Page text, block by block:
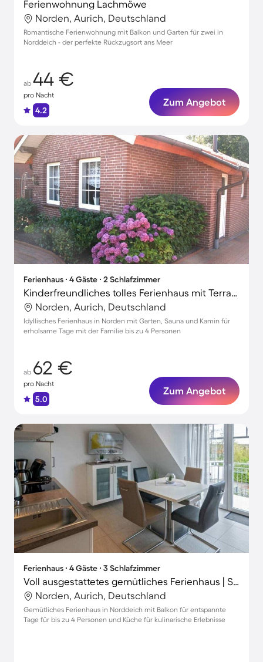
Ferienwohnung Lachmöwe
Norden, Aurich, Deutschland
Romantische Ferienwohnung mit Balkon und Garten für zwei in
Norddeich - der perfekte Rückzugsort ans Meer
ab 44 €
pro Nacht
4.2
Zum Angebot
Ferienhaus ∙ 4 Gäste ∙ 2 Schlafzimmer
Kinderfreundliches tolles Ferienhaus mit Terrasse, Sauna und Garten
Norden, Aurich, Deutschland
Idyllisches Ferienhaus in Norden mit Garten, Sauna und Kamin für
erholsame Tage mit der Familie bis zu 4 Personen
ab 62 €
pro Nacht
5.0
Zum Angebot
Ferienhaus ∙ 4 Gäste ∙ 3 Schlafzimmer
Voll ausgestattetes gemütliches Ferienhaus | Strand in der Nähe
Norden, Aurich, Deutschland
Gemütliches Ferienhaus in Norddeich mit Balkon für entspannte
Tage für bis zu 4 Personen und Küche für kulinarische Erlebnisse